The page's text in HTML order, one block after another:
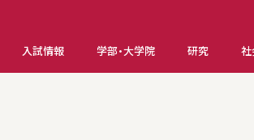
入試情報 学部・大学院 研究